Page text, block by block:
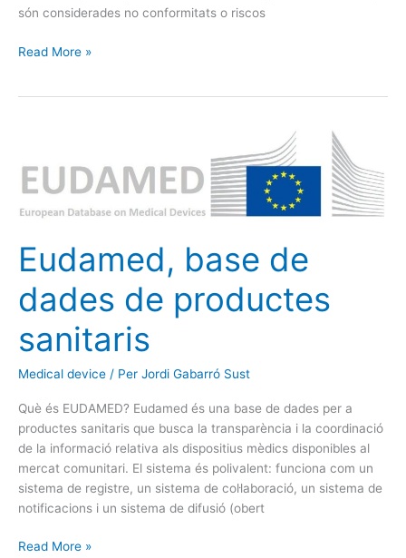
són considerades no conformitats o riscos
Read More »
Eudamed, base de
dades de productes
sanitaris
Medical device / Per Jordi Gabarró Sust
Què és EUDAMED? Eudamed és una base de dades per a
productes sanitaris que busca la transparència i la coordinació
de la informació relativa als dispositius mèdics disponibles al
mercat comunitari. El sistema és polivalent: funciona com un
sistema de registre, un sistema de col·laboració, un sistema de
notificacions i un sistema de difusió (obert
de
dades
de
sanitaris
Read More »